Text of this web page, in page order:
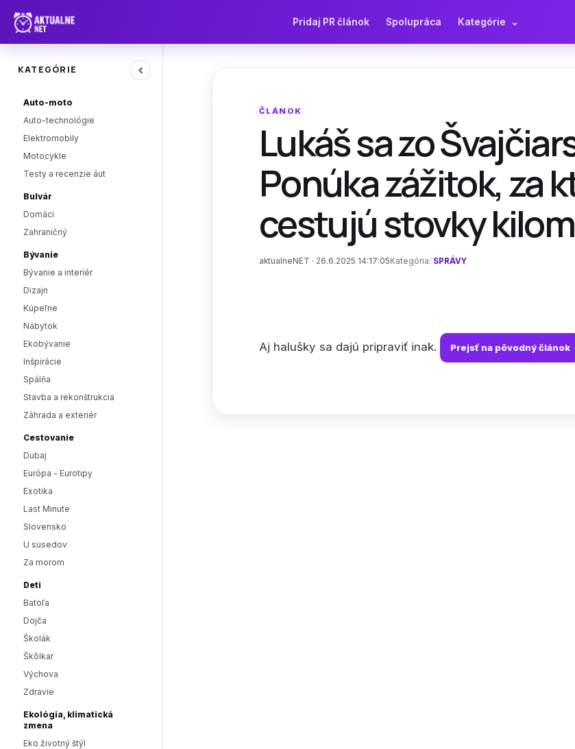
Pridaj PR článok Spolupráca Kategórie ⌄
KATEGÓRIE ‹
Auto-moto
Auto-technológie
Elektromobily
Motocykle
Testy a recenzie áut
Bulvár
Domáci
Zahraničný
Bývanie
Bývanie a interiér
Dizajn
Kúpeľne
Nábytok
Ekobývanie
Inšpirácie
Spálňa
Stavba a rekonštrukcia
Záhrada a exteriér
Cestovanie
Dubaj
Európa - Eurotipy
Exotika
Last Minute
Slovensko
U susedov
Za morom
Deti
Batoľa
Dojča
Školák
Škôlkar
Výchova
Zdravie
Ekológia, klimatická
zmena
Eko životný štýl
ČLÁNOK
Lukáš sa zo
Ponúka zážitok, za
cestujú stovky
aktualneNET · 26.6.2025 14:17:05 Kategória: SPRÁVY
Aj halušky sa dajú pripraviť inak. Prejsť na pôvodný článok